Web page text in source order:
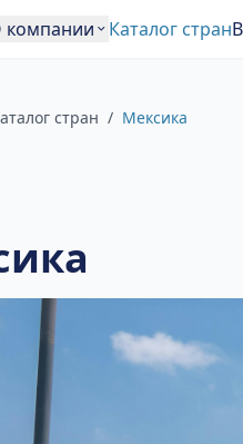
компании Каталог стран
стран / Мексика